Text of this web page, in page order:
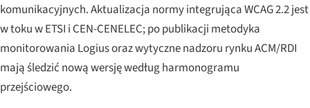
komunikacyjnych. Aktualizacja normy integrująca WCAG 2.2 jest
w toku w ETSI i CEN-CENELEC; po publikacji metodyka
monitorowania Logius oraz wytyczne nadzoru rynku ACM/RDI
mają śledzić nową wersję według harmonogramu
przejściowego.